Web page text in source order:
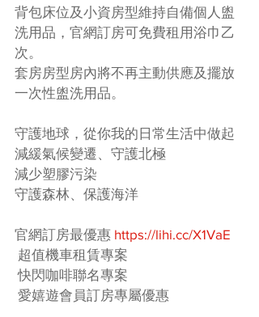
背包床位及小資房型維持自備個人盥
洗用品，官網訂房可免費租用浴巾乙
次。
套房房型房內將不再主動供應及擺放
一次性盥洗用品。
守護地球，從你我的日常生活中做起
減緩氣候變遷、守護北極
減少塑膠污染
守護森林、保護海洋
官網訂房最優惠 https://lihi.cc/X1VaE
超值機車租賃專案
快閃咖啡聯名專案
愛嬉遊會員訂房專屬優惠